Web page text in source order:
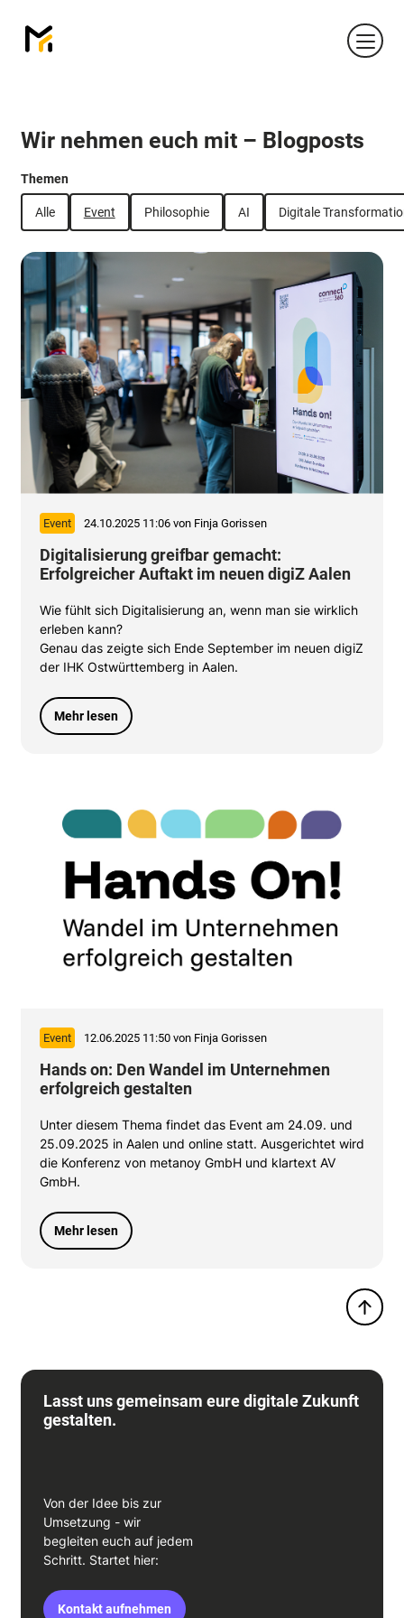
Wir nehmen euch mit – Blogposts
Themen
Alle Event Philosophie AI Digitale
Event 24.10.2025 11:06von Finja Gorissen
Digitalisierung greifbar gemacht:
Erfolgreicher Auftakt im neuen digiZ Aalen
Wie fühlt sich Digitalisierung an, wenn man sie wirklich
erleben kann?
Genau das zeigte sich Ende September im neuen digiZ
der IHK Ostwürttemberg in Aalen.
Mehr lesenDigitalisierung greifbar gemacht: Erfolgreicher
Event 12.06.2025 11:50von Finja Gorissen
Hands on: Den Wandel im Unternehmen
erfolgreich gestalten
Unter diesem Thema findet das Event am 24.09. und
25.09.2025 in Aalen und online statt. Ausgerichtet wird
die Konferenz von metanoy GmbH und klartext AV
GmbH.
Mehr lesenHands on: Den Wandel im Unternehmen
Lasst uns gemeinsam eure digitale Zukunft
gestalten.
Von der Idee bis zur
Umsetzung - wir
begleiten euch auf jedem
Schritt. Startet hier:
Kontakt aufnehmen